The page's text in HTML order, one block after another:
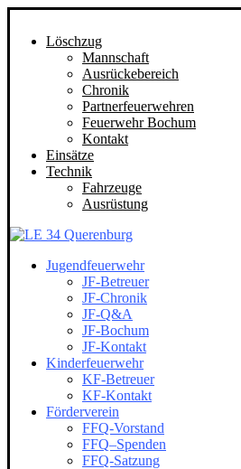
Löschzug
Mannschaft
Ausrückebereich
Chronik
Partnerfeuerwehren
Feuerwehr Bochum
Kontakt
Einsätze
Technik
Fahrzeuge
Ausrüstung
Jugendfeuerwehr
JF-Betreuer
JF-Chronik
JF-Q&A
JF-Bochum
JF-Kontakt
Kinderfeuerwehr
KF-Betreuer
KF-Kontakt
Förderverein
FFQ-Vorstand
FFQ–Spenden
FFQ-Satzung